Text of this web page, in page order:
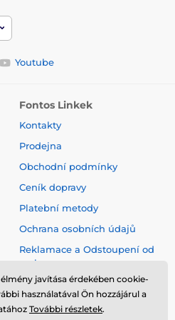
Youtube
Fontos Linkek
Kontakty
Prodejna
Obchodní podmínky
Ceník dopravy
Platební metody
Ochrana osobních údajů
Reklamace a Odstoupení od
smlouvy
javítása érdekében cookie-
használatával Ön hozzájárul a
További részletek.